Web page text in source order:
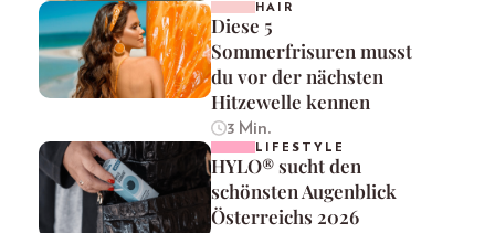
HAIR
Diese 5
Sommerfrisuren musst
du vor der nächsten
Hitzewelle kennen
3 Min.
LIFESTYLE
HYLO® sucht den
schönsten Augenblick
Österreichs 2026